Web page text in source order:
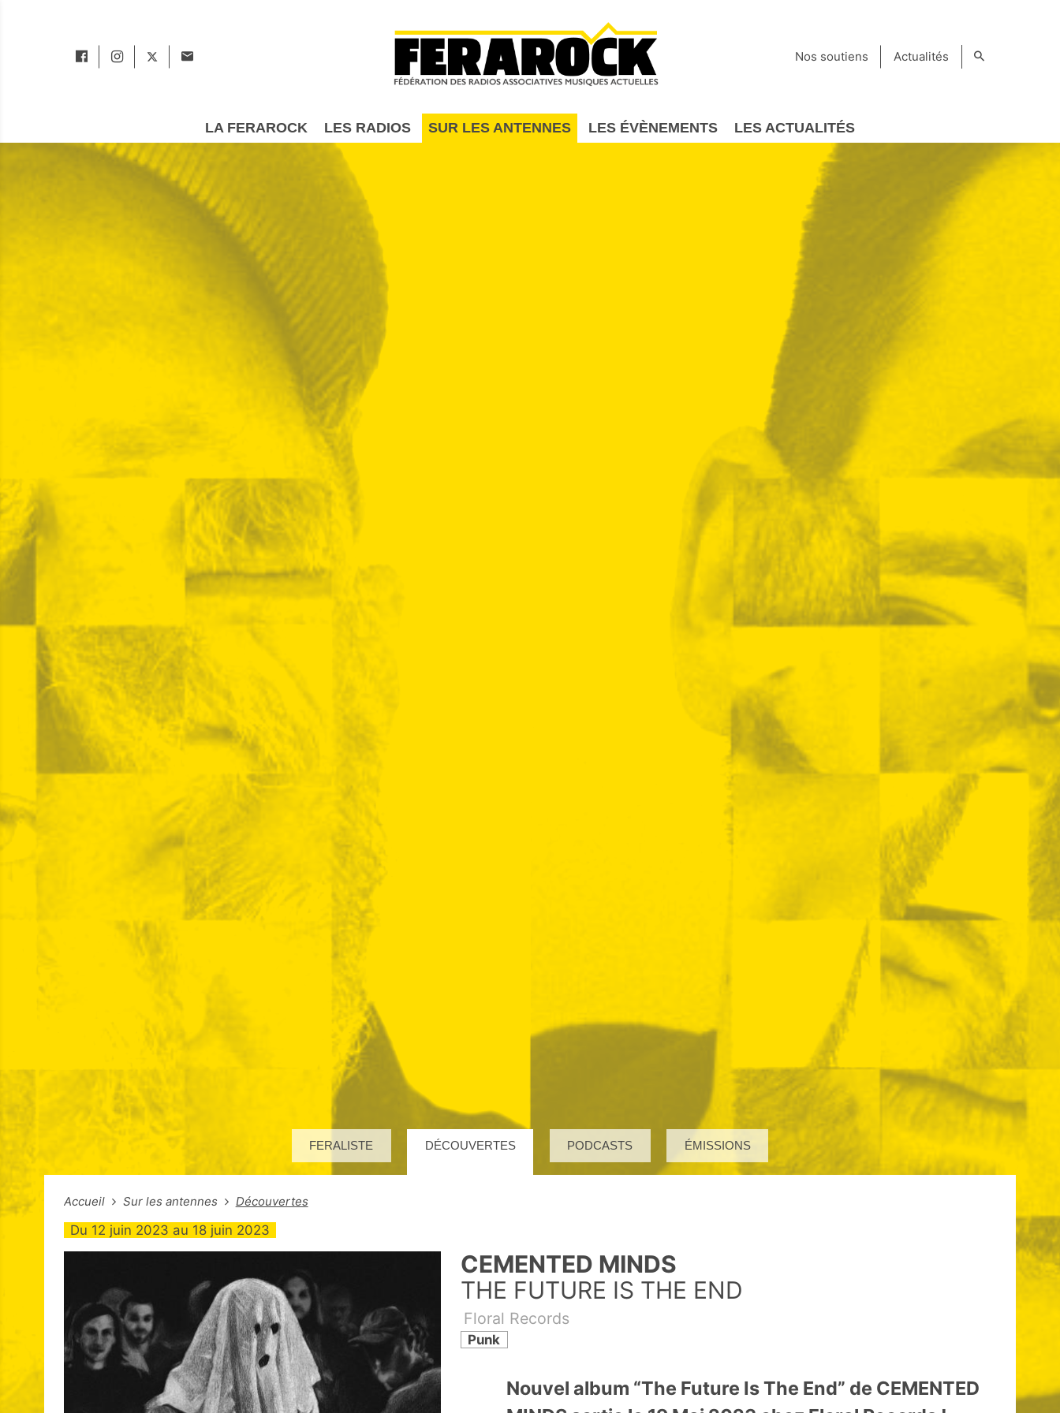
Nos soutiens Actualités
LA FERAROCK LES RADIOS SUR LES ANTENNES LES ÉVÈNEMENTS LES ACTUALITÉS
FERALISTE DÉCOUVERTES PODCASTS ÉMISSIONS
Accueil Sur les antennes Découvertes
Du 12 juin 2023 au 18 juin 2023
CEMENTED MINDS
THE FUTURE IS THE END
Floral Records
Punk
Nouvel album “The Future Is The End” de CEMENTED